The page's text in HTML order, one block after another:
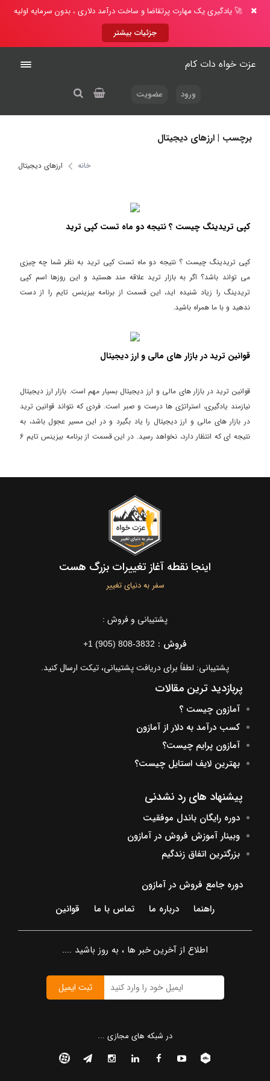
🚀 یادگیری یک مهارت پرتقاضا و ساخت درآمد دلاری ، بدون سرمایه اولیه
جزئیات بیشتر
عزت خواه دات کام
ورود عضویت
برچسب | ارزهای دیجیتال
خانه ارزهای دیجیتال
کپی تریدینگ چیست ؟ نتیجه دو ماه تست کپی ترید
کپی تریدینگ چیست ؟ نتیجه دو ماه تست کپی ترید به نظر شما چه چیزی
می تواند باشد؟ اگر به بازار ترید علاقه مند هستید و این روزها اسم کپی
تریدینگ را زیاد شنیده اید، این قسمت از برنامه بیزینس تایم را از دست
ندهید و با ما همراه باشید.
قوانین ترید در بازار های مالی و ارز دیجیتال
قوانین ترید در بازار های مالی و ارز دیجیتال بسیار مهم است. بازار ارز دیجیتال
نیازمند یادگیری، استراتژی ها درست و صبر است. فردی که نتواند قوانین ترید
در بازار های مالی و ارز دیجیتال را یاد بگیرد و در این مسیر عجول باشد، به
نتیجه ای که انتظار دارد، نخواهد رسید. در این قسمت از برنامه بیزینس تایم 6
اینجا نقطه آغاز تغییرات بزرگ هست
سفر به دنیای تغییر
پشتیبانی و فروش :
فروش : +1 (905) 808-3832
پشتیبانی: لطفاً برای دریافت پشتیبانی، تیکت ارسال کنید.
پربازدید ترین مقالات
آمازون چیست ؟
کسب درآمد به دلار از آمازون
آمازون پرایم چیست؟
بهترین لایف استایل چیست؟
پیشنهاد های رد نشدنی
دوره رایگان باندل موفقیت
وبینار آموزش فروش در آمازون
بزرگترین اتفاق زندگیم
دوره جامع فروش در آمازون
راهنما
درباره ما تماس با ما قوانین
اطلاع از آخرین خبر ها ، به روز باشید ....
ثبت ایمیل
در شبکه های مجازی ...